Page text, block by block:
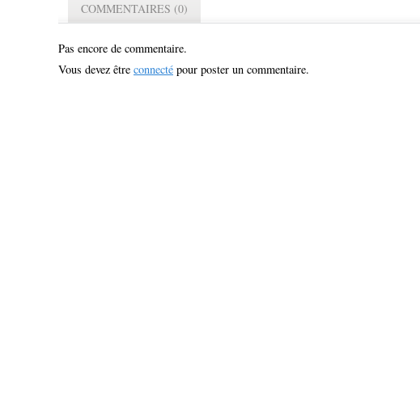
COMMENTAIRES (0)
Pas encore de commentaire.
Vous devez être connecté pour poster un commentaire.